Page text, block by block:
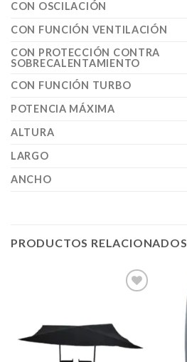
CON OSCILACIÓN
CON FUNCIÓN VENTILACIÓN
CON PROTECCIÓN CONTRA
SOBRECALENTAMIENTO
CON FUNCIÓN TURBO
POTENCIA MÁXIMA
ALTURA
LARGO
ANCHO
PRODUCTOS RELACIONADOS
a la
lista de